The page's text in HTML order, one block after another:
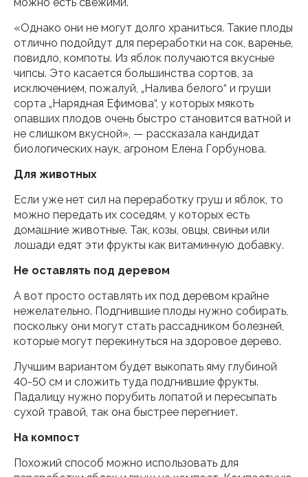
«Однако они не могут долго храниться. Такие плоды
отлично подойдут для переработки на сок, варенье,
повидло, компоты. Из яблок получаются вкусные
чипсы. Это касается большинства сортов, за
исключением, пожалуй, „Налива белого“ и груши
сорта „Нарядная Ефимова“, у которых мякоть
опавших плодов очень быстро становится ватной и
не слишком вкусной», — рассказала кандидат
биологических наук, агроном Елена Горбунова.
Для животных
Если уже нет сил на переработку груш и яблок, то
можно передать их соседям, у которых есть
домашние животные. Так, козы, овцы, свиньи или
лошади едят эти фрукты как витаминную добавку.
Не оставлять под деревом
А вот просто оставлять их под деревом крайне
нежелательно. Подгнившие плоды нужно собирать,
поскольку они могут стать рассадником болезней,
которые могут перекинуться на здоровое дерево.
Лучшим вариантом будет выкопать яму глубиной
40-50 см и сложить туда подгнившие фрукты.
Падалицу нужно порубить лопатой и пересыпать
сухой травой, так она быстрее перегниет.
На компост
Похожий способ можно использовать для